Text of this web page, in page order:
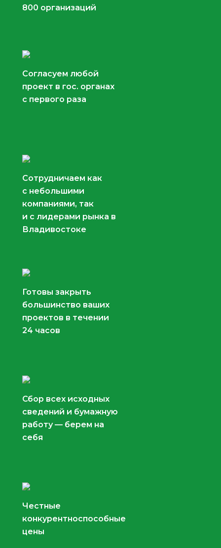
800 организаций
Согласуем любой
проект в гос. органах
с первого раза
Сотрудничаем как
с небольшими
компаниями, так
и с лидерами рынка в
Владивостоке
Готовы закрыть
большинство ваших
проектов в течении
24 часов
Сбор всех исходных
сведений и бумажную
работу — берем на
себя
Честные
конкурентноспособные
цены